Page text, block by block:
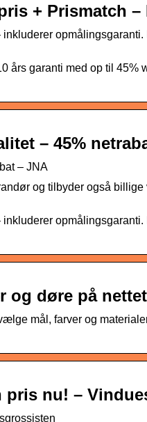
+ Prismatch
års garanti med op til 45%
– 45%
– JNA
og tilbyder også
og døre på
mål, farver og
nu! –